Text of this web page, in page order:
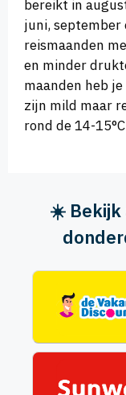
bereikt in
juni,
reismaanden
en minder
maanden heb
zijn mild maar
rond de 14-
☀️ Bekijk